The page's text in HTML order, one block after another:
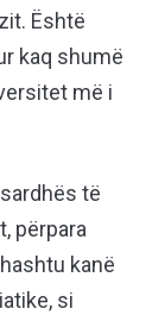
Është
kaq shumë
më i
të
përpara
kanë
si